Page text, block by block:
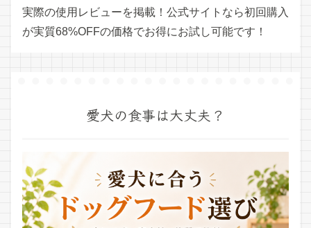
実際の使用レビューを掲載！公式サイトなら初回購入
が実質68%OFFの価格でお得にお試し可能です！
愛犬の食事は大丈夫？